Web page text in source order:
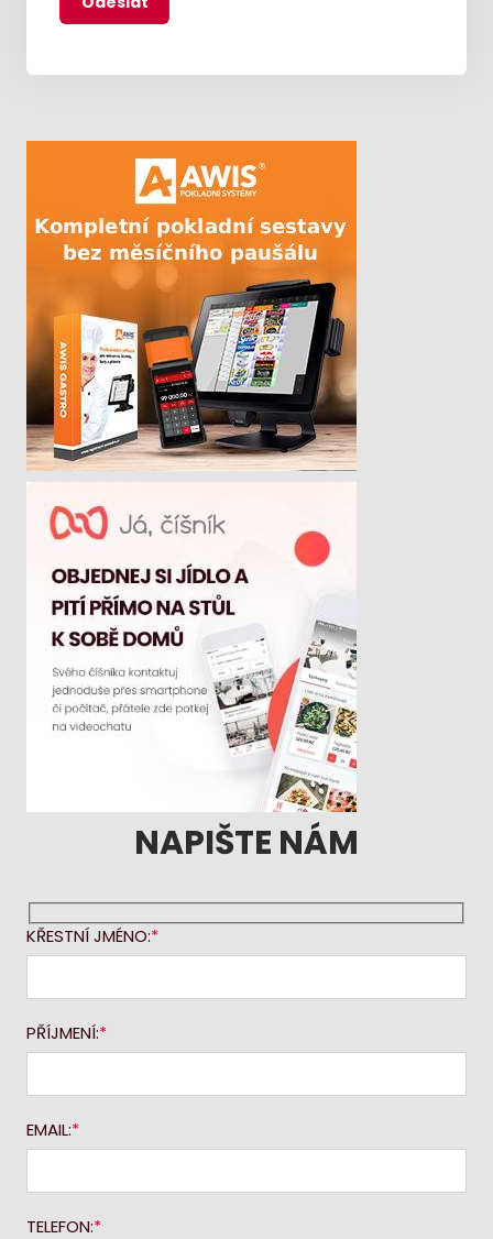
NAPIŠTE NÁM
KŘESTNÍ JMÉNO:
PŘÍJMENÍ:
EMAIL:
TELEFON: